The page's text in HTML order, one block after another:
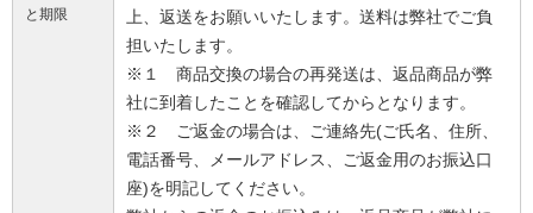
と期限
上、返送をお願いいたします。送料は弊社でご負
担いたします。
※１ 商品交換の場合の再発送は、返品商品が弊
社に到着したことを確認してからとなります。
※２ ご返金の場合は、ご連絡先(ご氏名、住所、
電話番号、メールアドレス、ご返金用のお振込口
座)を明記してください。